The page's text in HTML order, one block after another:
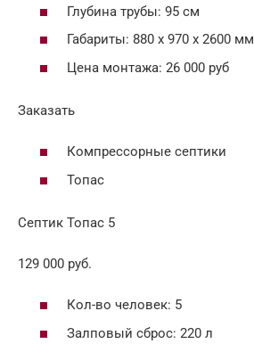
Глубина трубы: 95 см
Габариты: 880 х 970 х 2600 мм
Цена монтажа: 26 000 руб
Заказать
Компрессорные септики
Топас
Септик Топас 5
129 000 руб.
Кол-во человек: 5
Залповый сброс: 220 л